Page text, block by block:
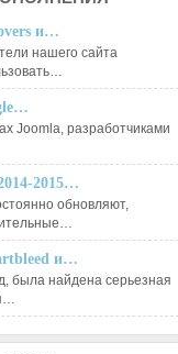
и…
нашего сайта
Joomla, разработчиками
2015…
обновляют,
и…
была найдена серьезная